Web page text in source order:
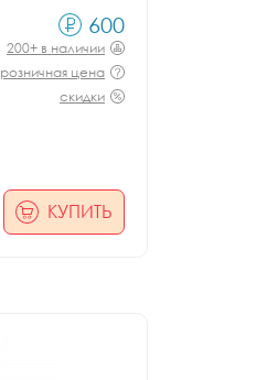
600
200+ в наличии
розничная цена
скидки
КУПИТЬ